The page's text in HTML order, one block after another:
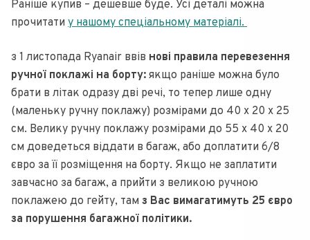
Раніше купив – дешевше буде. Усі деталі можна
прочитати у нашому спеціальному матеріалі.
з 1 листопада Ryanair ввів нові правила перевезення
ручної поклажі на борту: якщо раніше можна було
брати в літак одразу дві речі, то тепер лише одну
(маленьку ручну поклажу) розмірами до 40 х 20 х 25
см. Велику ручну поклажу розмірами до 55 x 40 x 20
см доведеться віддати в багаж, або доплатити 6/8
євро за її розміщення на борту. Якщо не заплатити
завчасно за багаж, а прийти з великою ручною
поклажею до гейту, там з Вас вимагатимуть 25 євро
за порушення багажної політики.